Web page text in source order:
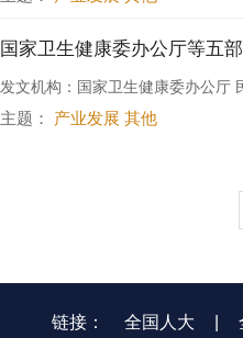
国家卫生健康委办公厅等五
发文机构：国家卫生健康委办公厅
主题： 产业发展 其他
链接： 全国人大